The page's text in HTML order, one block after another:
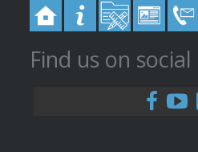
Find us on